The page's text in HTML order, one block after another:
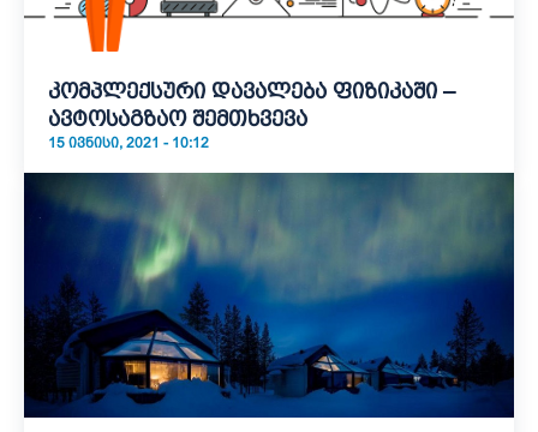
კომპლექსური დავალება ფიზიკაში –
ავტოსაგზაო შემთხვევა
15 ᲘᲕᲜᲘᲡᲘ, 2021 - 10:12